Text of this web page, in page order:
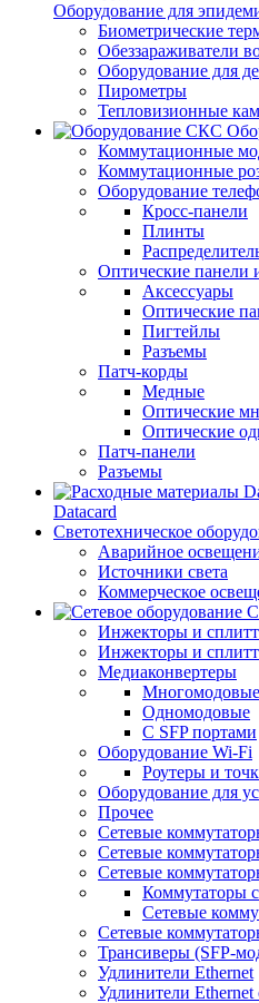
Оборудование для
Биометрические
Обеззараживатели
Оборудование для
Пирометры
Тепловизионные
Коммутационные
Коммутационные
Оборудование
Кросс-панели
Плинты
Оптические панели
Аксессуары
Оптические
Пигтейлы
Разъемы
Патч-корды
Медные
Оптические
Оптические
Патч-панели
Разъемы
Datacard
Светотехническое
Аварийное
Источники света
Коммерческое
Инжекторы и
Инжекторы и
Медиаконвертеры
Многомодовые
Одномодовые
С SFP портами
Оборудование Wi-Fi
Роутеры и
Оборудование для
Прочее
Сетевые
Сетевые
Сетевые
Коммутаторы
Сетевые
Сетевые
Трансиверы (SFP-
Удлинители Ethernet
Удлинители Ethernet